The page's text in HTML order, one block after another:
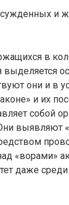
и
в
они и в
и их
собой
выявляют
«ворами»
даже